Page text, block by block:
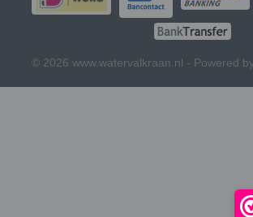
© 2026 www.watervalkraan.nl - Powered